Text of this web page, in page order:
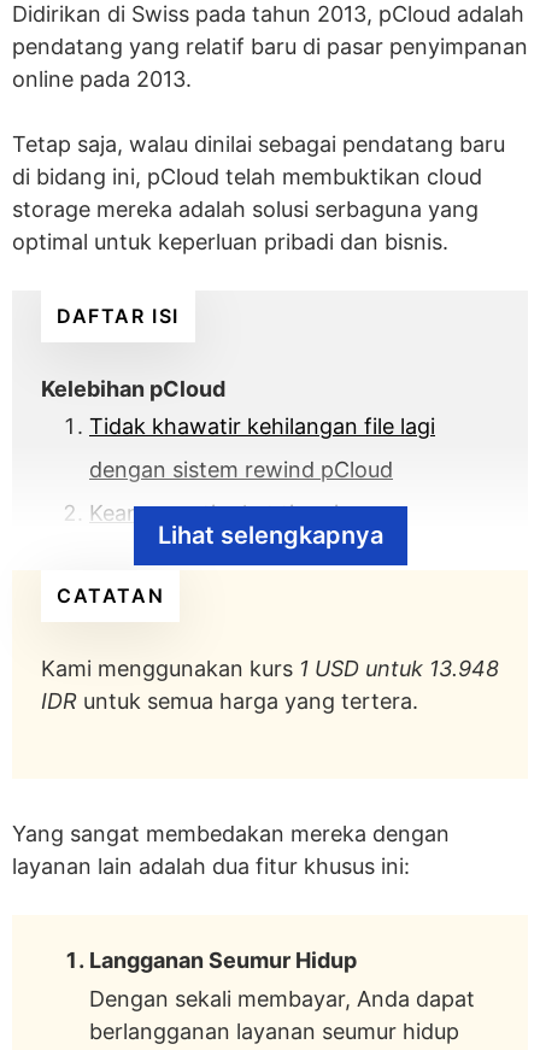
Didirikan di Swiss pada tahun 2013, pCloud adalah
pendatang yang relatif baru di pasar penyimpanan
online pada 2013.
Tetap saja, walau dinilai sebagai pendatang baru
di bidang ini, pCloud telah membuktikan cloud
storage mereka adalah solusi serbaguna yang
optimal untuk keperluan pribadi dan bisnis.
DAFTAR ISI
Kelebihan pCloud
Tidak khawatir kehilangan file lagi
dengan sistem rewind pCloud
Keamanan tingkat tinggi yang
melindungi file sensitif
Manajemen file yang mudah saat di
Menyimpan file dari platform online lain
virtual online
Akses mudah ke file Anda
Mudah untuk berkolaborasi file dengan
orang lain
Lihat selengkapnya
CATATAN
Kami menggunakan kurs 1 USD untuk 13.948
IDR untuk semua harga yang tertera.
Yang sangat membedakan mereka dengan
layanan lain adalah dua fitur khusus ini:
Langganan Seumur Hidup
Dengan sekali membayar, Anda dapat
berlangganan layanan seumur hidup